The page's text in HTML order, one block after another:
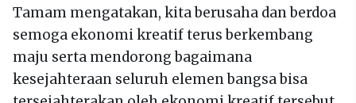
Tamam mengatakan, kita berusaha dan berdoa
semoga ekonomi kreatif terus berkembang
maju serta mendorong bagaimana
kesejahteraan seluruh elemen bangsa bisa